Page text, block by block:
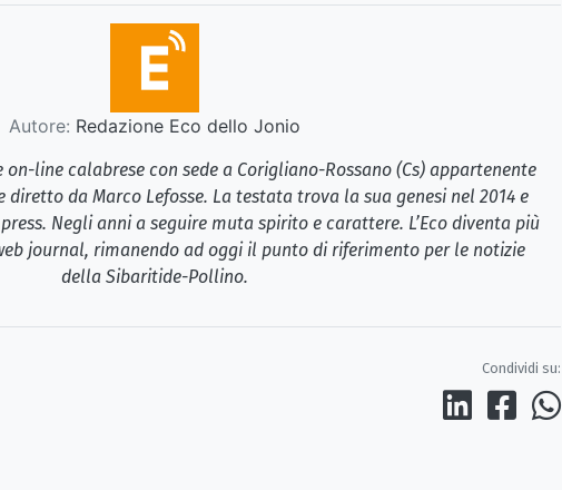
Autore: Redazione Eco dello Jonio
line calabrese con sede a Corigliano-Rossano (Cs) appartenente
diretto da Marco Lefosse. La testata trova la sua genesi nel 2014 e
Negli anni a seguire muta spirito e carattere. L’Eco diventa più
journal, rimanendo ad oggi il punto di riferimento per le notizie
della Sibaritide-Pollino.
Condividi su: